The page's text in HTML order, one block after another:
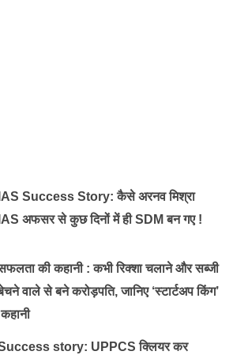
IAS Success Story: कैसे अरनव मिश्रा
IAS अफसर से कुछ दिनों में ही SDM बन गए !
की कहानी : कभी रिक्शा चलाने और सब्जी
वाले से बने करोड़पति, जानिए ‘स्टार्टअप किंग’
story: UPPCS क्लियर कर